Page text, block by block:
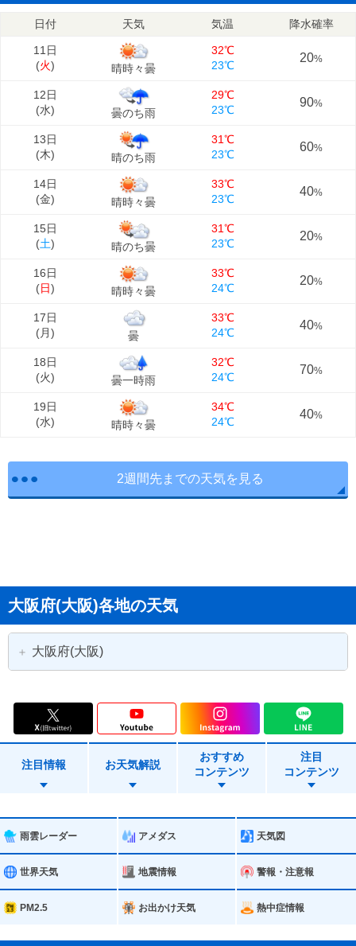
日付 天気 気温 降水確率
11日
(火) 晴時々曇
32℃
23℃
20%
12日
(水) 曇のち雨
29℃
23℃
90%
13日
(木) 晴のち雨
31℃
23℃
60%
14日
(金) 晴時々曇
33℃
23℃
40%
15日
(土) 晴のち曇
31℃
23℃
20%
16日
(日) 晴時々曇
33℃
24℃
20%
17日
(月) 曇
33℃
24℃
40%
18日
(火) 曇一時雨
32℃
24℃
70%
19日
(水) 晴時々曇
34℃
24℃
40%
2週間先までの天気を見る
大阪府(大阪)各地の天気
大阪府(大阪)
大阪市福島区 大阪市此花区
大阪市西区 大阪市港区
大阪市浪速区 大阪市西淀川区
大阪市東淀川区 大阪市東成区
大阪市生野区 大阪市旭区
大阪市城東区 大阪市阿倍野区
注目情報 お天気解説
おすすめ
コンテンツ
注目
コンテンツ
雨雲レーダー アメダス 天気図
世界天気 地震情報 警報・注意報
PM2.5 お出かけ天気 熱中症情報